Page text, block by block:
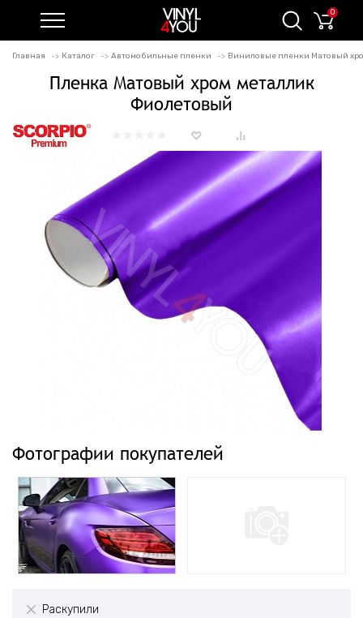
0
Главная Каталог Автомобильные пленки Виниловые пленки Матовый
Пленка Матовый хром металлик
Фиолетовый
Фотографии покупателей
Раскупили